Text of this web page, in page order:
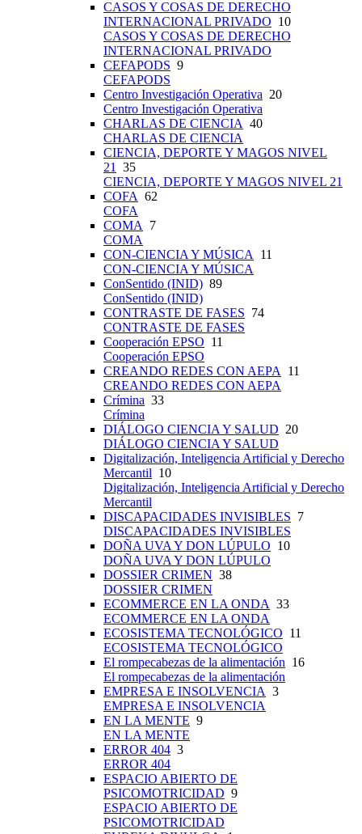
CASOS Y COSAS DE DERECHO
INTERNACIONAL PRIVADO 10
CASOS Y COSAS DE DERECHO
INTERNACIONAL PRIVADO
CEFAPODS 9
CEFAPODS
Centro Investigación Operativa 20
Centro Investigación Operativa
CHARLAS DE CIENCIA 40
CHARLAS DE CIENCIA
CIENCIA, DEPORTE Y MAGOS NIVEL
21
35
CIENCIA, DEPORTE Y MAGOS NIVEL 21
COFA 62
COFA
COMA
7
COMA
CON-CIENCIA Y MÚSICA
11
CON-CIENCIA Y MÚSICA
ConSentido (INID) 89
ConSentido (INID)
CONTRASTE DE FASES 74
CONTRASTE DE FASES
Cooperación EPSO 11
Cooperación EPSO
CREANDO REDES CON AEPA
11
CREANDO REDES CON AEPA
Crímina 33
Crímina
DIÁLOGO CIENCIA Y SALUD 20
DIÁLOGO CIENCIA Y SALUD
Digitalización, Inteligencia Artificial y Derecho
Mercantil 10
Digitalización, Inteligencia Artificial y Derecho
Mercantil
DISCAPACIDADES INVISIBLES 7
DISCAPACIDADES INVISIBLES
DOÑA UVA Y DON LÚPULO 10
DOÑA UVA Y DON LÚPULO
DOSSIER CRIMEN 38
DOSSIER CRIMEN
ECOMMERCE EN LA ONDA 33
ECOMMERCE EN LA ONDA
ECOSISTEMA TECNOLÓGICO 11
ECOSISTEMA TECNOLÓGICO
El rompecabezas de la alimentación 16
El rompecabezas de la alimentación
EMPRESA E INSOLVENCIA 3
EMPRESA E INSOLVENCIA
EN LA MENTE 9
EN LA MENTE
ERROR 404 3
ERROR 404
ESPACIO ABIERTO DE
PSICOMOTRICIDAD 9
ESPACIO ABIERTO DE
PSICOMOTRICIDAD